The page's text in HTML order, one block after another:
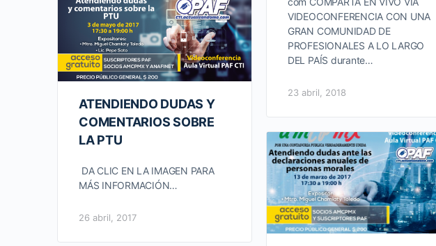
VIDEOCONFERENCIA CON UNA
GRAN COMUNIDAD DE
PROFESIONALES A LO LARGO
DEL PAÍS durante…
23 abril, 2018
ATENDIENDO DUDAS Y
COMENTARIOS SOBRE
LA PTU
DA CLIC EN LA IMAGEN PARA
MÁS INFORMACIÓN…
26 abril, 2017